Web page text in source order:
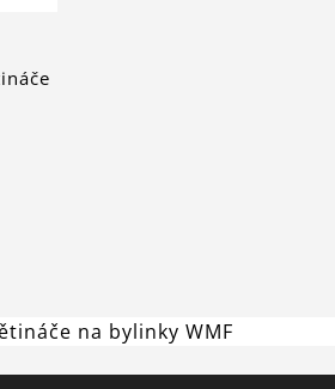
na bylinky WMF